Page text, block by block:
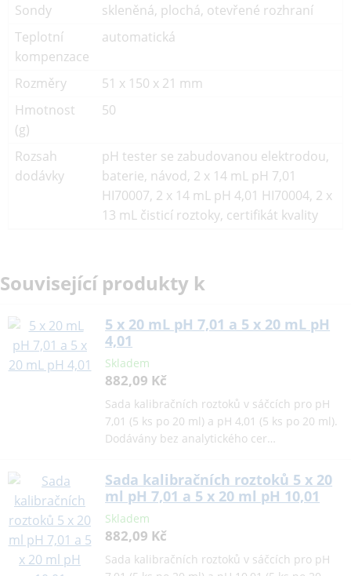
Sondy
skleněná, plochá, otevřené rozhraní
Teplotní
kompenzace
automatická
Rozměry
51 x 150 x 21 mm
Hmotnost
(g)
50
Rozsah
dodávky
pH tester se zabudovanou elektrodou,
baterie, návod, 2 x 14 mL pH 7,01
HI70007, 2 x 14 mL pH 4,01 HI70004, 2 x
13 mL čisticí roztoky, certifikát kvality
Související produkty k
5 x 20 mL pH 7,01 a 5 x 20 mL pH
4,01
Skladem
882,09 Kč
Sada kalibračních roztoků v sáčcích pro pH
7,01 (5 ks po 20 ml) a pH 4,01 (5 ks po 20 ml).
Dodávány bez analytického cer…
Sada kalibračních roztoků 5 x 20
ml pH 7,01 a 5 x 20 ml pH 10,01
Skladem
882,09 Kč
Sada kalibračních roztoků v sáčcích pro pH